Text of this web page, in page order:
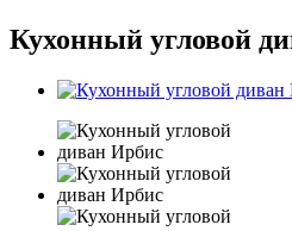
Кухонный угловой